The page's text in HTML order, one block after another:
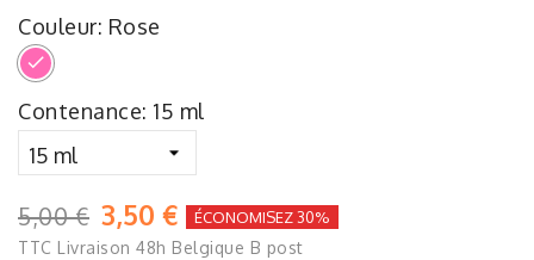
Couleur: Rose
Rose
Contenance: 15 ml
5,00 € 3,50 € ÉCONOMISEZ 30%
TTC Livraison 48h Belgique B post